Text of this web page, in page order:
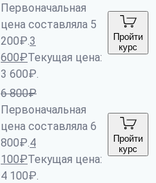
Первоначальная
цена составляла 5
200₽.3
600₽Текущая цена:
3 600₽.
Пройти
курс
6 800₽
Первоначальная
цена составляла 6
800₽.4
100₽Текущая цена:
4 100₽.
Пройти
курс